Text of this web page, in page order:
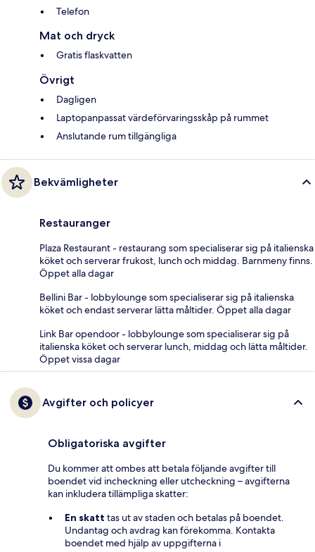
Telefon
Mat och dryck
Gratis flaskvatten
Övrigt
Dagligen
Laptopanpassat värdeförvaringsskåp på rummet
Anslutande rum tillgängliga
Bekvämligheter
Restauranger
Plaza Restaurant - restaurang som specialiserar sig på italienska
köket och serverar frukost, lunch och middag. Barnmeny finns.
Öppet alla dagar
Bellini Bar - lobbylounge som specialiserar sig på italienska
köket och endast serverar lätta måltider. Öppet alla dagar
Link Bar opendoor - lobbylounge som specialiserar sig på
italienska köket och serverar lunch, middag och lätta måltider.
Öppet vissa dagar
Avgifter och policyer
Obligatoriska avgifter
Du kommer att ombes att betala följande avgifter till
boendet vid incheckning eller utcheckning – avgifterna
kan inkludera tillämpliga skatter:
En skatt tas ut av staden och betalas på boendet.
Undantag och avdrag kan förekomma. Kontakta
boendet med hjälp av uppgifterna i